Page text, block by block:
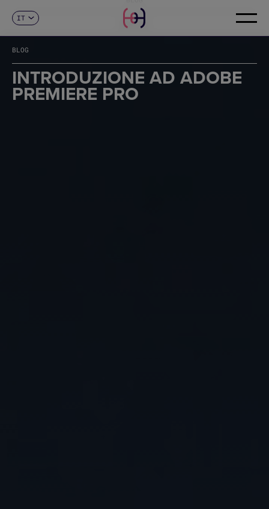
EN
FR
DE
IT
PT
CONTATTI
BLOG
INTRODUZIONE AD ADOBE
PREMIERE PRO